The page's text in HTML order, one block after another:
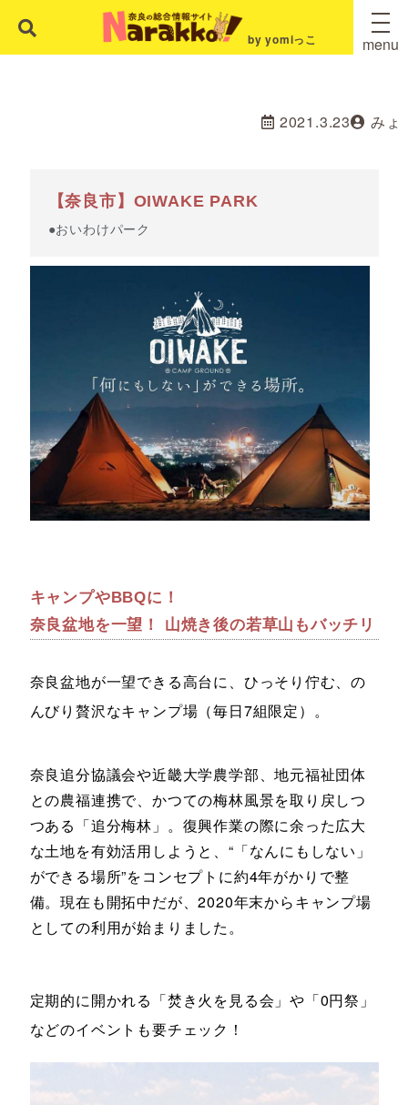
by yomiっこ menu
2021.3.23 みょ
【奈良市】OIWAKE PARK
●おいわけパーク
キャンプやBBQに！
奈良盆地を一望！ 山焼き後の若草山もバッチリ
奈良盆地が一望できる高台に、ひっそり佇む、の
んびり贅沢なキャンプ場（毎日7組限定）。
奈良追分協議会や近畿大学農学部、地元福祉団体
との農福連携で、かつての梅林風景を取り戻しつ
つある「追分梅林」。復興作業の際に余った広大
な土地を有効活用しようと、“「なんにもしない」
ができる場所”をコンセプトに約4年がかりで整
備。現在も開拓中だが、2020年末からキャンプ場
としての利用が始まりました。
定期的に開かれる「焚き火を見る会」や「0円祭」
などのイベントも要チェック！